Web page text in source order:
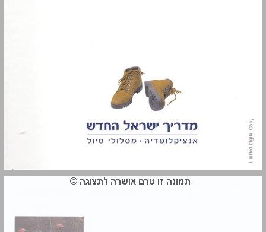
מדריך ישראל החדש - מדבר יהודה ובקעת ים המלח ... 0